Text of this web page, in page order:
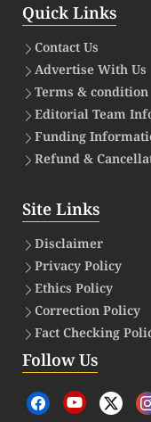
Quick Links
Contact Us
Advertise With Us
Terms & condition
Editorial Team
Funding
Refund &
Site Links
Disclaimer
Privacy Policy
Ethics Policy
Correction Policy
Fact Checking
Follow Us